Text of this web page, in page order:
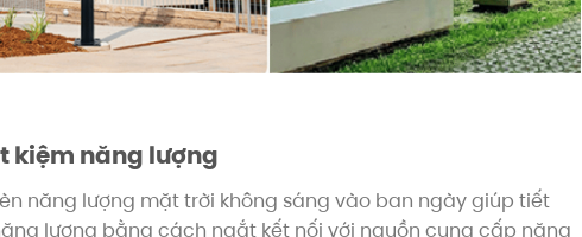
kiệm năng lượng
năng lượng mặt trời không sáng vào ban ngày giúp tiết
lượng bằng cách ngắt kết nối với nguồn cung cấp năng